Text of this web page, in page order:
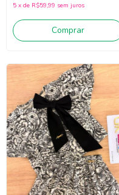
5 x de R$59,99 sem juros
Comprar